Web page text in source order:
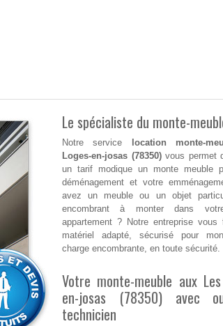
Le spécialiste du monte-
Notre service
location monte-
Loges-en-josas (78350)vous permet
un tarif modique un monte meuble
déménagement et votre
avez un meuble ou un objet
encombrant à monter dans
appartement ? Notre entreprise vous
matériel adapté, sécurisé pour
charge encombrante, en toute sécurité.
Votre monte-meuble aux
en-josas (78350) avec
technicien